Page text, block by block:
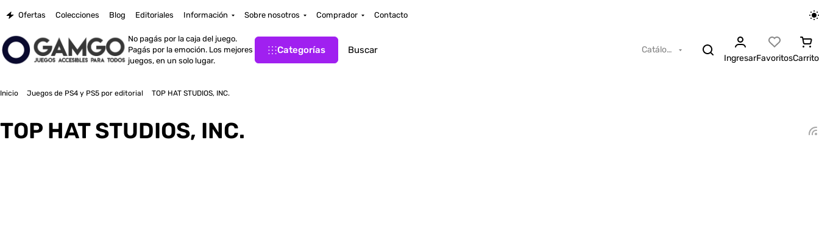
Ofertas Colecciones Blog Editoriales Información Sobre nosotros Comprador Contacto
No pagás por la caja del juego.
Pagás por la emoción. Los mejores
juegos, en un solo lugar.
Categorías
Catálogo
IngresarFavoritosCarrito
Inicio Juegos de PS4 y PS5 por editorial TOP HAT STUDIOS, INC.
TOP HAT STUDIOS, INC.